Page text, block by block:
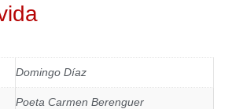
Domingo Díaz
Poeta Carmen Berenguer